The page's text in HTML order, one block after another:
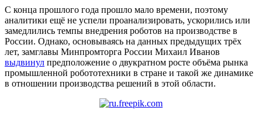
С конца прошлого года прошло мало времени, поэтому
аналитики ещё не успели проанализировать, ускорились или
замедлились темпы внедрения роботов на производстве в
России. Однако, основываясь на данных предыдущих трёх
лет, замглавы Минпромторга России Михаил Иванов
выдвинул предположение о двукратном росте объёма рынка
промышленной робототехники в стране и такой же динамике
в отношении производства решений в этой области.